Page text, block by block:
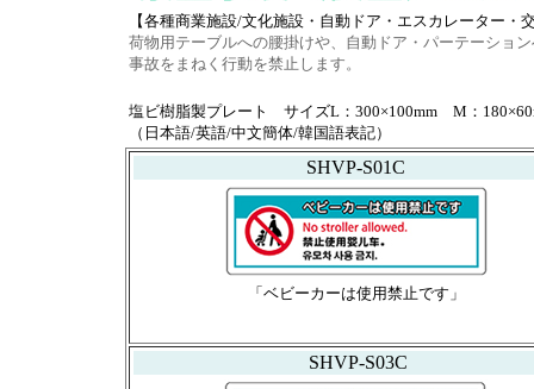
【各種商業施設/文化施設・自動ドア・エスカレーター・
荷物用テーブルへの腰掛けや、自動ドア・パーテーショ
事故をまねく行動を禁止します。
塩ビ樹脂製プレート サイズL：300×100mm M：
（日本語/英語/中文簡体/韓国語表記）
SHVP-S01C
「ベビーカーは使用禁止です」
SHVP-S03C